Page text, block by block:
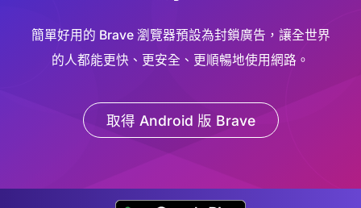
簡單好用的 Brave 瀏覽器預設為封鎖廣告，讓全世界
的人都能更快、更安全、更順暢地使用網路。
取得 Android 版 Brave